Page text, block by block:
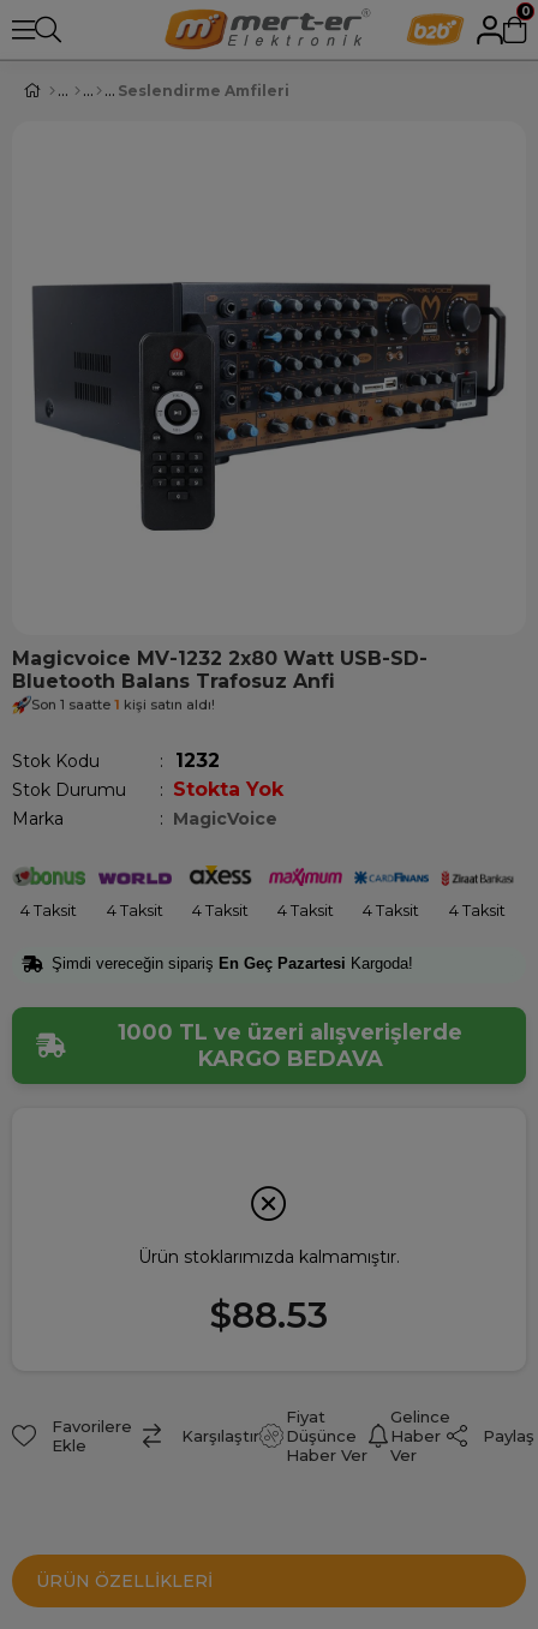
0
Seslendirme Amfileri
Magicvoice MV-1232 2x80 Watt USB-SD-
Bluetooth Balans Trafosuz Anfi
Son 1 saatte 1 kişi satın aldı!
Stok Kodu 1232
Stok Durumu : Stokta Yok
Marka : MagicVoice
4 Taksit 4 Taksit 4 Taksit 4 Taksit 4 Taksit 4 Taksit
Şimdi vereceğin sipariş En Geç Pazartesi Kargoda!
1000 TL ve üzeri alışverişlerde
KARGO BEDAVA
Ürün stoklarımızda kalmamıştır.
$88.53
Favorilere
Ekle
Karşılaştır
Fiyat
Düşünce
Haber Ver
Gelince
Haber
Ver
Paylaş
ÜRÜN ÖZELLIKLERI